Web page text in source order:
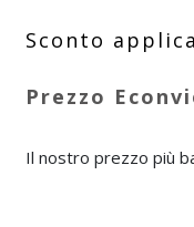
Il nostro prezzo più